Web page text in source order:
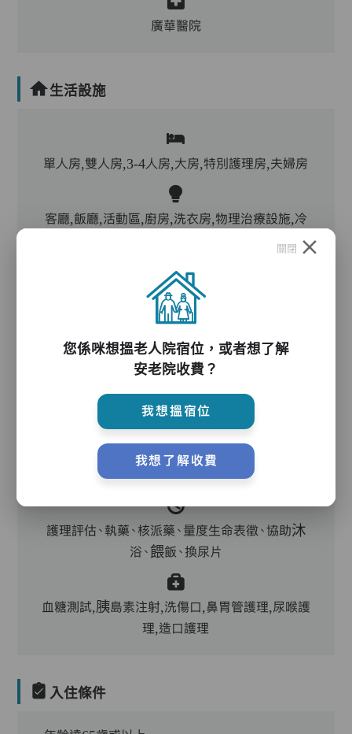
廣華醫院
生活設施
單人房,雙人房,3-4人房,大房,特別護理房,夫婦房
客廳,飯廳,活動區,廚房,洗衣房,物理治療設施,冷
電動床,氣墊床,升降機,防滑扶手,助行器/拐杖,輪
椅
主管,助理員,護理員,保健員,護士,物理治療師,註
冊社工,到診醫生
護理評估、執藥、核派藥、量度生命表徵、協助沐
浴、餵飯、換尿片
血糖測試,胰島素注射,洗傷口,鼻胃管護理,尿喉護
理,造口護理
入住條件
關閉
您係咪想搵老人院宿位，或者想了解
安老院收費？
我想搵宿位
我想了解收費